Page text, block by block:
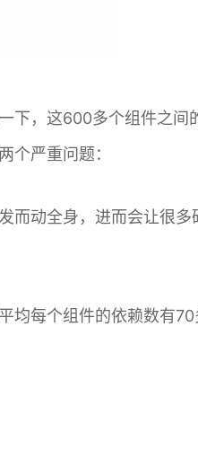
下，这600多个组件之
个严重问题：
而动全身，进而会让很
均每个组件的依赖数有